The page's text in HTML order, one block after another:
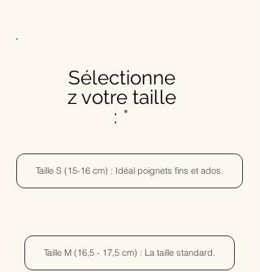
Sélectionne
z votre taille
:
Taille S (15-16 cm) : Idéal poignets fins et ados.
Taille M (16,5 - 17,5 cm) : La taille standard.